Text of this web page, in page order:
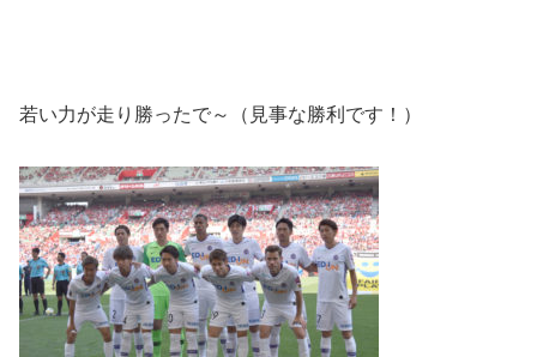
若い力が走り勝ったで～（見事な勝利です！）